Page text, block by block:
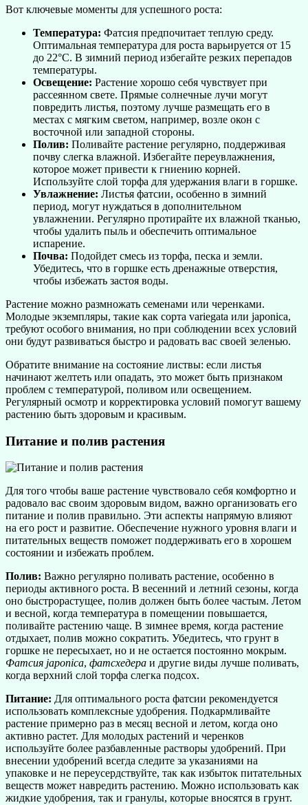
Вот ключевые моменты для успешного роста:
Температура: Фатсия предпочитает теплую среду.
Оптимальная температура для роста варьируется от 15
до 22°C. В зимний период избегайте резких перепадов
температуры.
Освещение: Растение хорошо себя чувствует при
рассеянном свете. Прямые солнечные лучи могут
повредить листья, поэтому лучше размещать его в
местах с мягким светом, например, возле окон с
восточной или западной стороны.
Полив: Поливайте растение регулярно, поддерживая
почву слегка влажной. Избегайте переувлажнения,
которое может привести к гниению корней.
Используйте слой торфа для удержания влаги в горшке.
Увлажнение: Листья фатсии, особенно в зимний
период, могут нуждаться в дополнительном
увлажнении. Регулярно протирайте их влажной тканью,
чтобы удалить пыль и обеспечить оптимальное
испарение.
Почва: Подойдет смесь из торфа, песка и земли.
Убедитесь, что в горшке есть дренажные отверстия,
чтобы избежать застоя воды.
Растение можно размножать семенами или черенками.
Молодые экземпляры, такие как сорта variegata или japonica,
требуют особого внимания, но при соблюдении всех условий
они будут развиваться быстро и радовать вас своей зеленью.
Обратите внимание на состояние листвы: если листья
начинают желтеть или опадать, это может быть признаком
проблем с температурой, поливом или освещением.
Регулярный осмотр и корректировка условий помогут вашему
растению быть здоровым и красивым.
Питание и полив растения
Для того чтобы ваше растение чувствовало себя комфортно и
радовало вас своим здоровым видом, важно организовать его
питание и полив правильно. Эти аспекты напрямую влияют
на его рост и развитие. Обеспечение нужного уровня влаги и
питательных веществ поможет поддерживать его в хорошем
состоянии и избежать проблем.
Полив: Важно регулярно поливать растение, особенно в
периоды активного роста. В весенний и летний сезоны, когда
оно быстрорастущее, полив должен быть более частым. Летом
и весной, когда температура в помещении повышается,
поливайте растению чаще. В зимнее время, когда растение
отдыхает, полив можно сократить. Убедитесь, что грунт в
горшке не пересыхает, но и не остается постоянно мокрым.
Фатсия japonica, фатсхедера и другие виды лучше поливать,
когда верхний слой торфа слегка подсох.
Питание: Для оптимального роста фатсии рекомендуется
использовать комплексные удобрения. Подкармливайте
растение примерно раз в месяц весной и летом, когда оно
активно растет. Для молодых растений и черенков
используйте более разбавленные растворы удобрений. При
внесении удобрений всегда следите за указаниями на
упаковке и не переусердствуйте, так как избыток питательных
веществ может навредить растению. Можно использовать как
жидкие удобрения, так и гранулы, которые вносятся в грунт.